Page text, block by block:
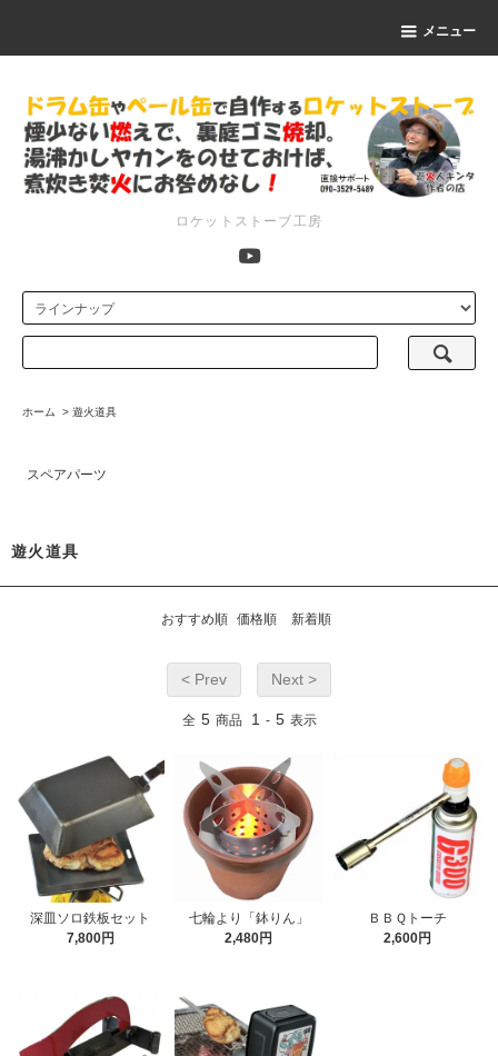
メニュー
ロケットストーブ工房
ホーム > 遊火道具
スペアパーツ
遊火道具
おすすめ順 価格順 新着順
< Prev Next >
全 5 商品 1 - 5 表示
深皿ソロ鉄板セット
7,800円
七輪より「鉢りん」
2,480円
ＢＢＱトーチ
2,600円